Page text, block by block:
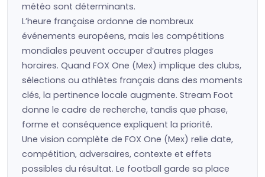
météo sont déterminants.
L’heure française ordonne de nombreux
événements européens, mais les compétitions
mondiales peuvent occuper d’autres plages
horaires. Quand FOX One (Mex) implique des clubs,
sélections ou athlètes français dans des moments
clés, la pertinence locale augmente. Stream Foot
donne le cadre de recherche, tandis que phase,
forme et conséquence expliquent la priorité.
Une vision complète de FOX One (Mex) relie date,
compétition, adversaires, contexte et effets
possibles du résultat. Le football garde sa place